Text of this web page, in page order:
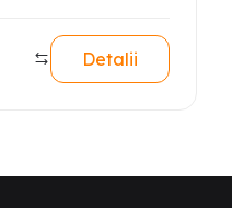
Detalii